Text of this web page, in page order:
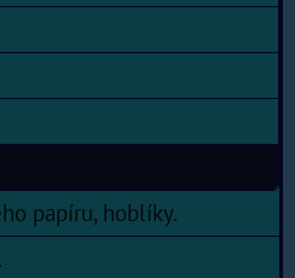
papíru, hoblíky.